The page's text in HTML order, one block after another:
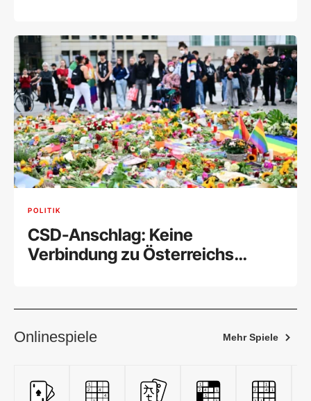
POLITIK
CSD-Anschlag: Keine
Verbindung zu Österreichs
Onlinespiele Mehr Spiele